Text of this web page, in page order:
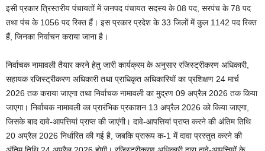
इसी प्रकार त्रिस्तरीय पंचायतों में जनपद पंचायत सदस्य के 08 पद, सरपंच के 78 पद
तथा पंच के 1056 पद रिक्त हैं। इस प्रकार प्रदेश के 33 जिलों में कुल 1142 पद रिक्त
हैं, जिनका निर्वाचन कराया जाना है।
निर्वाचक नामावली तैयार करने हेतु जारी कार्यक्रम के अनुसार रजिस्ट्रीकरण अधिकारी,
सहायक रजिस्ट्रीकरण अधिकारी तथा प्राधिकृत अधिकारियों का प्रशिक्षण 24 मार्च
2026 तक कराया जाएगा तथा निर्वाचक नामावली का मुद्रण 09 अप्रैल 2026 तक किया
जाएगा। निर्वाचक नामावली का प्रारंभिक प्रकाशन 13 अप्रैल 2026 को किया जाएगा,
जिसके बाद दावे-आपत्तियां प्राप्त की जाएंगी। दावे-आपत्तियां प्राप्त करने की अंतिम तिथि
20 अप्रैल 2026 निर्धारित की गई है, जबकि प्रारूप क-1 में दावा प्रस्तुत करने की